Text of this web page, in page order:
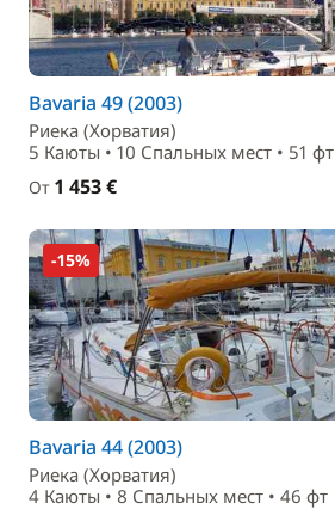
Bavaria 49 (2003)
Риека (Хорватия)
5 Каюты • 10 Спальныx мест • 51 фт
От 1 453 €
-15%
Bavaria 44 (2003)
Риека (Хорватия)
4 Каюты • 8 Спальныx мест • 46 фт